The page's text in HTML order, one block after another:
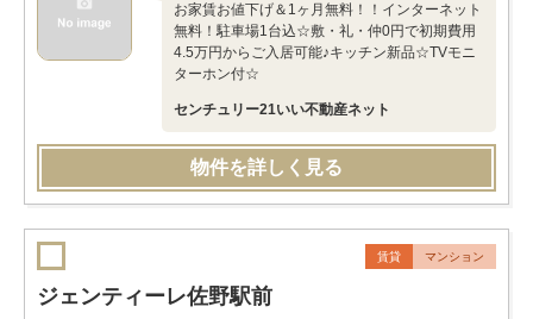
お家賃お値下げ＆1ヶ月無料！！インターネット
無料！駐車場1台込☆敷・礼・仲0円で初期費用
4.5万円からご入居可能♪キッチン新品☆TVモニ
ターホン付☆
センチュリー21いい不動産ネット
物件を詳しく見る
賃貸 マンション
ジェンティーレ佐野駅前